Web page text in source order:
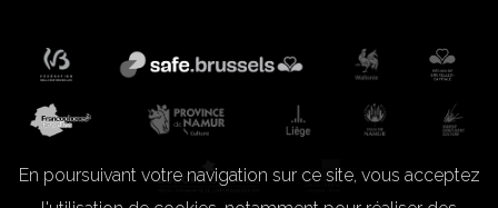
En poursuivant votre navigation sur ce site, vous acceptez